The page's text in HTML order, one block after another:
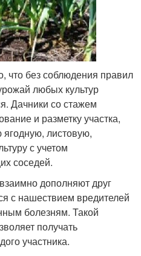
что без соблюдения правил
любых культур
Дачники со стажем
и разметку участка,
листовую,
с учетом
соседей.
дополняют друг
с нашествием вредителей
болезням. Такой
получать
участника.